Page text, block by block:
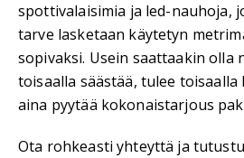
spottivalaisimia ja led-nauhoja,
tarve lasketaan käytetyn
sopivaksi. Usein saattaakin olla
toisaalla säästää, tulee toisaalla
aina pyytää kokonaistarjous
Ota rohkeasti yhteyttä ja